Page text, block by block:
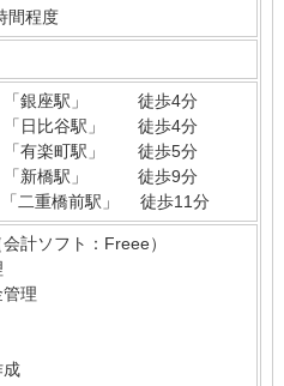
間程度
銀座駅」 徒歩4分
比谷駅」 徒歩4分
楽町駅」 徒歩5分
新橋駅」 徒歩9分
二重橋前駅」 徒歩11分
計ソフト：Freee）
管理
成